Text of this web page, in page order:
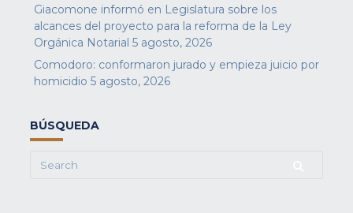
Giacomone informó en Legislatura sobre los
alcances del proyecto para la reforma de la Ley
Orgánica Notarial 5 agosto, 2026
Comodoro: conformaron jurado y empieza juicio por
homicidio 5 agosto, 2026
BÚSQUEDA
Search